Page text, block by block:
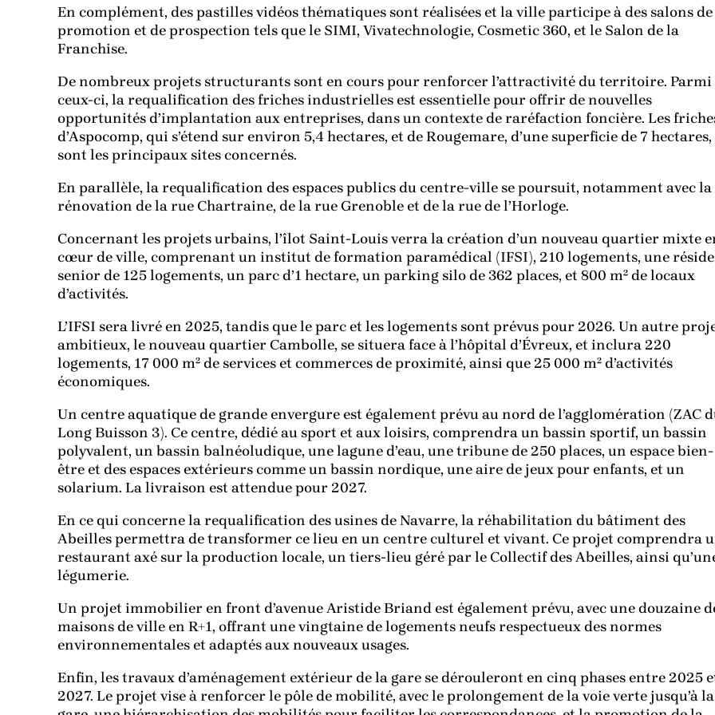
En complément, des pastilles vidéos thématiques sont réalisées et la ville participe à des salons de
promotion et de prospection tels que le SIMI, Vivatechnologie, Cosmetic 360, et le Salon de la
Franchise.
De nombreux projets structurants sont en cours pour renforcer l’attractivité du territoire. Parmi
ceux-ci, la requalification des friches industrielles est essentielle pour offrir de nouvelles
opportunités d’implantation aux entreprises, dans un contexte de raréfaction foncière. Les
d’Aspocomp, qui s’étend sur environ 5,4 hectares, et de Rougemare, d’une superficie de 7 hectares,
sont les principaux sites concernés.
En parallèle, la requalification des espaces publics du centre-ville se poursuit, notamment avec la
rénovation de la rue Chartraine, de la rue Grenoble et de la rue de l’Horloge.
Concernant les projets urbains, l’îlot Saint-Louis verra la création d’un nouveau quartier mixte
cœur de ville, comprenant un institut de formation paramédical (IFSI), 210 logements, une
senior de 125 logements, un parc d’1 hectare, un parking silo de 362 places, et 800 m² de locaux
d’activités.
L’IFSI sera livré en 2025, tandis que le parc et les logements sont prévus pour 2026. Un autre
ambitieux, le nouveau quartier Cambolle, se situera face à l’hôpital d’Évreux, et inclura 220
logements, 17 000 m² de services et commerces de proximité, ainsi que 25 000 m² d’activités
économiques.
Un centre aquatique de grande envergure est également prévu au nord de l’agglomération (ZAC
Long Buisson 3). Ce centre, dédié au sport et aux loisirs, comprendra un bassin sportif, un bassin
polyvalent, un bassin balnéoludique, une lagune d’eau, une tribune de 250 places, un espace bien-
être et des espaces extérieurs comme un bassin nordique, une aire de jeux pour enfants, et un
solarium. La livraison est attendue pour 2027.
En ce qui concerne la requalification des usines de Navarre, la réhabilitation du bâtiment des
Abeilles permettra de transformer ce lieu en un centre culturel et vivant. Ce projet comprendra
restaurant axé sur la production locale, un tiers-lieu géré par le Collectif des Abeilles, ainsi
légumerie.
Un projet immobilier en front d’avenue Aristide Briand est également prévu, avec une douzaine
maisons de ville en R+1, offrant une vingtaine de logements neufs respectueux des normes
environnementales et adaptés aux nouveaux usages.
Enfin, les travaux d’aménagement extérieur de la gare se dérouleront en cinq phases entre 2025
2027. Le projet vise à renforcer le pôle de mobilité, avec le prolongement de la voie verte jusqu’à la